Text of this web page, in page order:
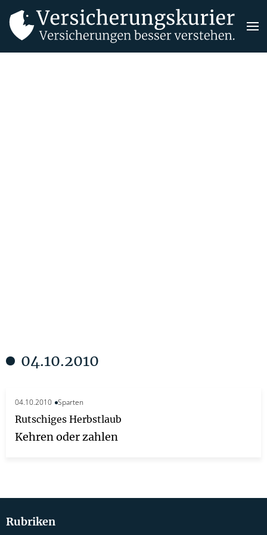
04.10.2010
04.10.2010 Sparten
Rutschiges Herbstlaub
Kehren oder zahlen
Rubriken